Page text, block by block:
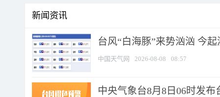
新闻资讯
台风“白海豚”来势汹汹 今
中国天气网 2026-08-08 08:57
中央气象台8月8日06时发布